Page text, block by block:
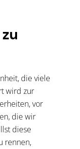
die viele
wird zur
vor
die wir
diese
rennen,